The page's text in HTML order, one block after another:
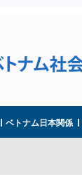
ベトナム日本関係